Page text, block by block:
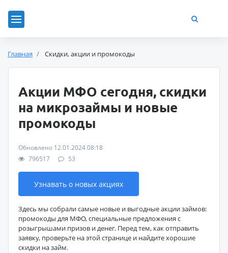
Главная Скидки, акции и промокоды
Акции МФО сегодня, скидки
на микрозаймы и новые
промокоды
Обновлено 12.01.2024 08:18
796517
53
Узнавать о новых акциях
Здесь мы собрали самые новые и выгодные акции займов:
промокоды для МФО, специальные предложения с
розыгрышами призов и денег. Перед тем, как отправить
заявку, проверьте на этой странице и найдите хорошие
скидки на займ.